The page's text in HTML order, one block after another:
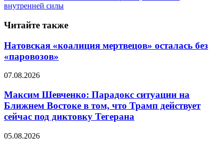
внутренней силы
Читайте также
Натовская «коалиция мертвецов» осталась без
«паровозов»
07.08.2026
Максим Шевченко: Парадокс ситуации на
Ближнем Востоке в том, что Трамп действует
сейчас под диктовку Тегерана
05.08.2026